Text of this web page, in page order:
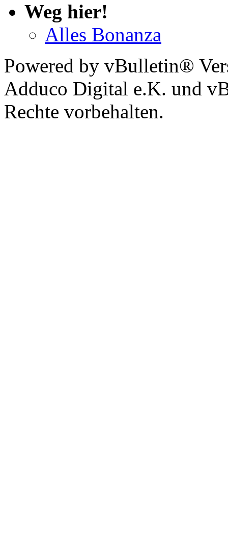
Weg hier!
Alles Bonanza
Powered by vBulletin®
Adduco Digital e.K. und
Rechte vorbehalten.